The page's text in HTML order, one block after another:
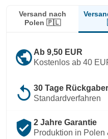
Versand nach
Polen 🇵🇱
public Ab 9,50 EUR
Kostenlos ab 40
replay 30 Tage
Standardverfahren
verified_user 2 Jahre Garantie
Produktion in Polen